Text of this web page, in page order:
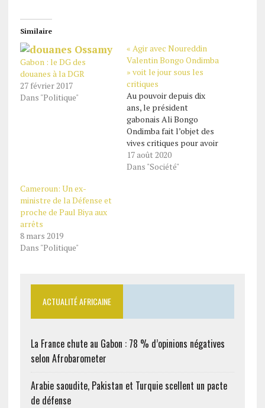
Similaire
Gabon : le DG des
douanes à la DGR
27 février 2017
Dans "Politique"
« Agir avec Noureddin
Valentin Bongo Ondimba
» voit le jour sous les
critiques
Au pouvoir depuis dix
ans, le président
gabonais Ali Bongo
Ondimba fait l’objet des
vives critiques pour avoir
nommé son fils aîné,
Noureddine Bongo
17 août 2020
Dans "Société"
Cameroun: Un ex-
ministre de la Défense et
proche de Paul Biya aux
arrêts
8 mars 2019
Dans "Politique"
ACTUALITÉ AFRICAINE
La France chute au Gabon : 78 % d’opinions négatives
selon Afrobarometer
Arabie saoudite, Pakistan et Turquie scellent un pacte
de défense